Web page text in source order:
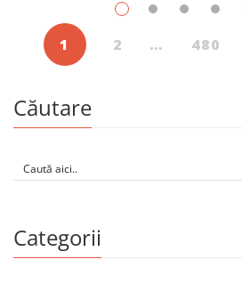
1 2 … 480
Căutare
Categorii